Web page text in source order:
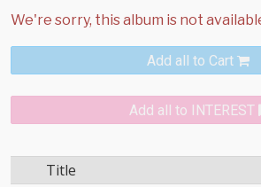
Add all to Cart
Add all to INTEREST
Title